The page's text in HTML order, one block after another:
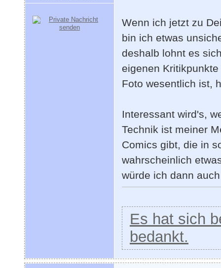
Wenn ich jetzt zu
bin ich etwas
deshalb lohnt es
eigenen
Foto wesentlich ist,
Interessant wird's,
Technik ist meiner
Comics gibt, die in
wahrscheinlich
würde ich dann
Es hat sich
bedankt.